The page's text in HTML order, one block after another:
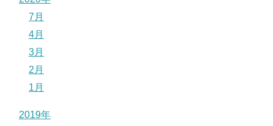
7月
4月
3月
2月
1月
2019年